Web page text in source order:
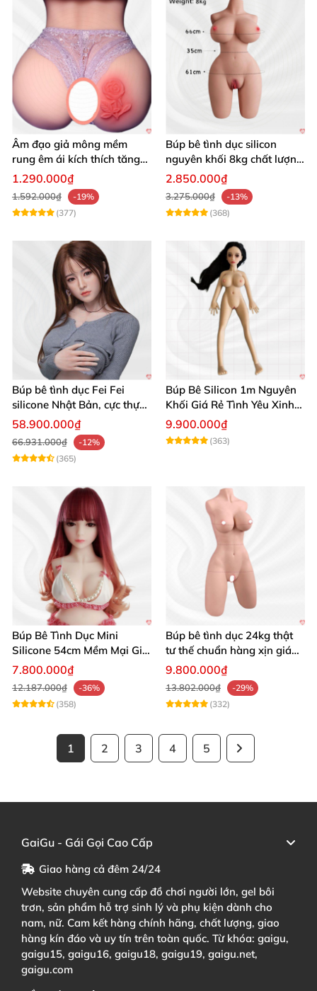
Âm đạo giả mông mềm
rung êm ái kích thích tăng
khoái cảm
1.290.000₫
1.592.000₫
-19%
(377)
Búp bê tình dục silicon
nguyên khối 8kg chất lượng
cao hấp dẫn
2.850.000₫
3.275.000₫
-13%
(368)
Búp bê tình dục Fei Fei
silicone Nhật Bản, cực thực,
giá tốt
58.900.000₫
66.931.000₫
-12%
(365)
Búp Bê Silicon 1m Nguyên
Khối Giá Rẻ Tình Yêu Xinh
Đẹp
9.900.000₫
(363)
Búp Bê Tình Dục Mini
Silicone 54cm Mềm Mại Giá
Tốt Tặng Quà
7.800.000₫
12.187.000₫
-36%
(358)
Búp bê tình dục 24kg thật
tư thế chuẩn hàng xịn giá
tốt
9.800.000₫
13.802.000₫
-29%
(332)
1 2 3 4 5
GaiGu - Gái Gọi Cao Cấp
Giao hàng cả đêm 24/24
Website chuyên cung cấp đồ chơi người lớn, gel bôi
trơn, sản phẩm hỗ trợ sinh lý và phụ kiện dành cho
nam, nữ. Cam kết hàng chính hãng, chất lượng, giao
hàng kín đáo và uy tín trên toàn quốc. Từ khóa: gaigu,
gaigu15, gaigu16, gaigu18, gaigu19, gaigu.net,
gaigu.com